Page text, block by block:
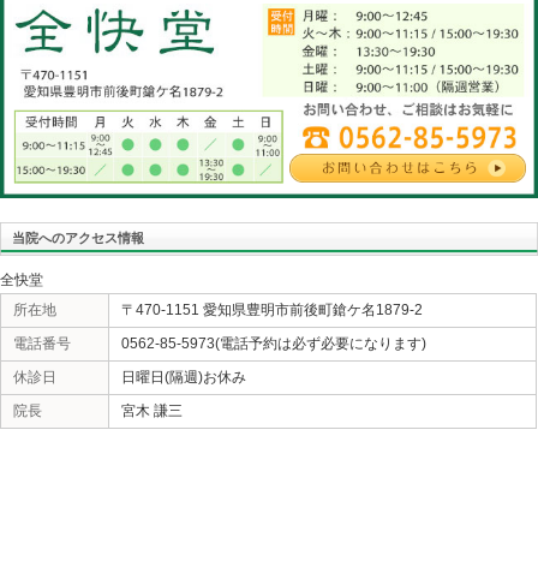
すから静脈同様リンパ液の圧も非常に低いです。先日リ
たという方が来ましたが「凄く痛かった、ギュッギュッ
言っていましたけど「？」と思いました。まぁ色々なテ
受けたのではありませんから詳細なことは解りません。
マッサージだと考えられます。何度も受ければ静脈もリ
と考えられます。受ける側も多少の知識を持って望まな
んよね。
«揺り返し